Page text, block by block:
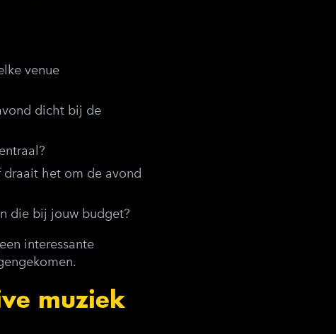
venue
dicht bij de
draait het om de avond
die bij jouw budget?
interessante
muziek